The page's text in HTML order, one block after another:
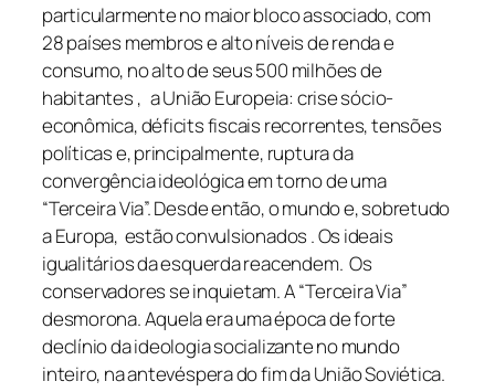
particularmente no maior bloco associado, com
28 países membros e alto níveis de renda e
consumo, no alto de seus 500 milhões de
habitantes , a União Europeia: crise sócio-
econômica, déficits fiscais recorrentes, tensões
políticas e, principalmente, ruptura da
convergência ideológica em torno de uma
“Terceira Via”. Desde então, o mundo e, sobretudo
a Europa, estão convulsionados . Os ideais
igualitários da esquerda reacendem. Os
conservadores se inquietam. A “Terceira Via”
desmorona. Aquela era uma época de forte
declínio da ideologia socializante no mundo
inteiro, na antevéspera do fim da União Soviética.